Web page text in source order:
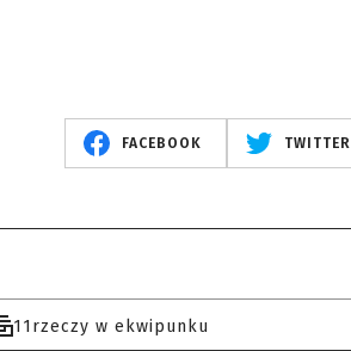
FACEBOOK TWITTER
11rzeczy w ekwipunku